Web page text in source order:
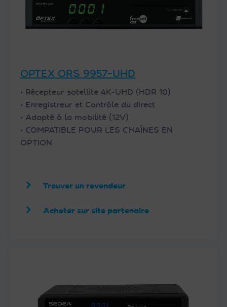
OPTEX ORS 9957-UHD
• Récepteur satellite 4K-UHD (HDR 10)
• Enregistreur et Contrôle du direct
• Adapté à la mobilité (12V)
• COMPATIBLE POUR LES CHAÎNES EN
OPTION
Trouver un revendeur
Acheter sur site partenaire